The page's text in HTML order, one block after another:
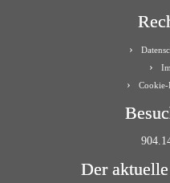
Der